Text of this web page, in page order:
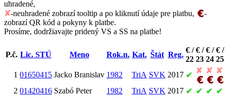
uhradené,
✘-neuhradené zobrazí tooltip a po kliknutí údaje pre platbu,
-
zobrazí QR kód a pokyny k platbe.
Prosíme, dodržiavajte pridený VS a SS na platbe!
P.č. Lic. STÚ Meno Rok.n. Kat. Štát Reg.
€ /
22
€ /
23
€ /
24
€ /
25
1 01650415 Jacko Branislav 1982 TriA SVK 2017 ✔
✘ ✘ ✘
2 01420416 Szabó Peter 1982 TriA SVK 2017 ✔ ✔ ✔ ✔